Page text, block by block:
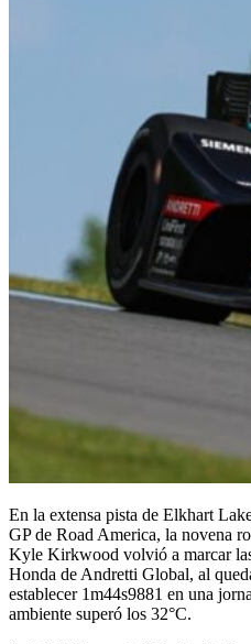
En la extensa pista de Elkhart
GP de Road America, la novena
Kyle Kirkwood volvió a marcar
Honda de Andretti Global, al
establecer 1m44s9881 en una
ambiente superó los 32°C.